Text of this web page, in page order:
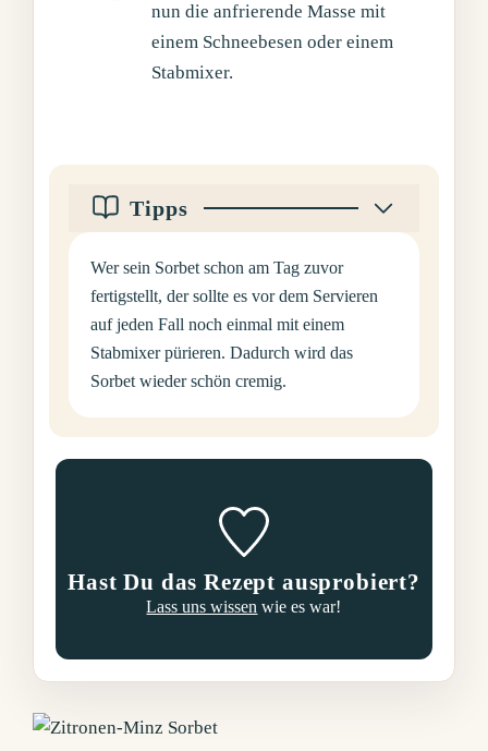
nun die anfrierende Masse mit
einem Schneebesen oder einem
Stabmixer.
Tipps
Wer sein Sorbet schon am Tag zuvor
fertigstellt, der sollte es vor dem Servieren
auf jeden Fall noch einmal mit einem
Stabmixer pürieren. Dadurch wird das
Sorbet wieder schön cremig.
Hast Du das Rezept ausprobiert?
Lass uns wissen wie es war!